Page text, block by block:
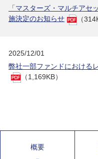
「マスターズ・マルチア
施決定のお知らせ
（
2025/12/01
弊社一部ファンドにおける
（1,169KB）
概要